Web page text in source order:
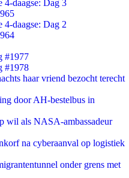
4-daagse: Dag 3
daagse: Dag 2
#1977
#1978
haar vriend bezocht terecht
door AH-bestelbus in
wil als NASA-ambassadeur
na cyberaanval op logistiek
onder grens met